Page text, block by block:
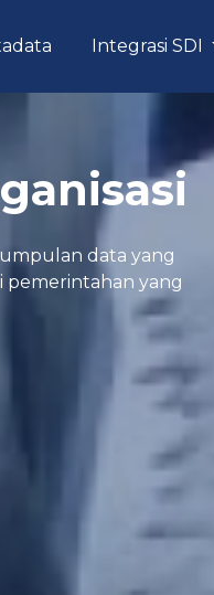
Integrasi SDI
data yang
pemerintahan yang